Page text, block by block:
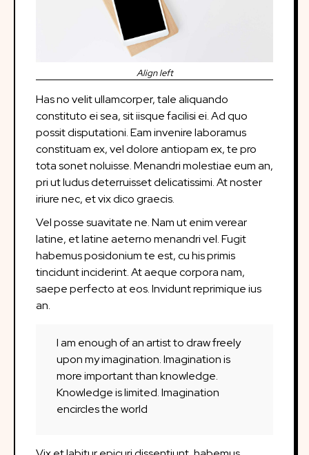
Align left
Has no velit ullamcorper, tale aliquando
constituto ei sea, sit iisque facilisi ei. Ad quo
possit disputationi. Eam invenire laboramus
constituam ex, vel dolore antiopam ex, te pro
tota sonet noluisse. Menandri molestiae eum an,
pri ut ludus deterruisset delicatissimi. At noster
iriure nec, et vix dico graecis.
Vel posse suavitate ne. Nam ut enim verear
latine, et latine aeterno menandri vel. Fugit
habemus posidonium te est, cu his primis
tincidunt inciderint. At aeque corpora nam,
saepe perfecto at eos. Invidunt reprimique ius
an.
I am enough of an artist to draw freely
upon my imagination. Imagination is
more important than knowledge.
Knowledge is limited. Imagination
encircles the world